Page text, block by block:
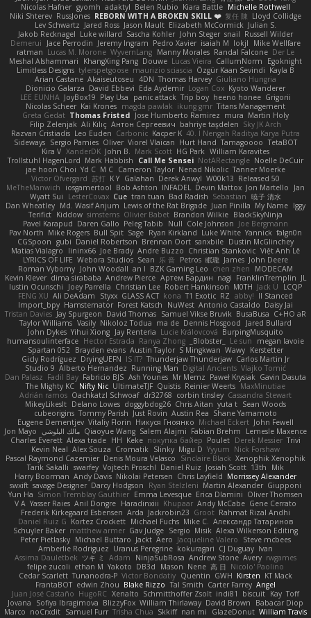
Nicolas Hafner gyomh adaktyl Belen Rubio Kiara Battle Michelle Rothwell
Niki Shterev RussJones REBORN WITH A BROKEN SKILL ❤️ 复任 陳 Lloyd Collidge
Lev Schwartz Jared Ross Jason Mault Elizabeth McCormick Julian S.
Jakob Recknagel Luke willard Sascha Kohler John Steger snail Russell Wilder
Demerui
Jace Perrodin Jeremy Ingram Pedro Xavier isaiah M lokjl
Mike Wellfare
ratman Lucas M. Morone WyvernLang Manny Morales Randal Falcone Der Le
Meshal Alshammari
KhangXing Pang Douwe Lucas Vieira CallumNorm
Egoknight
Limitless Designs tylerspetgoose maurizio sciascia Özgür Kaan Sevindi Kayla B
Arian Castane Akaiseutoseu 4DN Thomas Harvey Giuliano Hungria
Dionicio Galarza David Ebbevi Eda Aydemir Logan Cox Kyoto Wanderer
LEE EUNHA JoyBox19 Play Usa panic attack Trip boy heeno honee Grigorii
Nicolas Scheer Kai Krones magda pawlak ikung gmr Titans Management
Greta Gedat Thomas Fristed Jose Humberto Ramirez mura Martin Holy
Filip Zelenjak Ali Kılıç Антон Сергеевич bahriye taşdelen Sky JK Arch
Razvan Cristiadis Leo Euden Carbonic Kacper K 40. I Nengah Raditya Karya Putra
Sideways Sergio Pamies Oliver Viorel Vlaican Hurt Hand Tamagoooo TetaBOT
Kira V XanderDK John B. Mark Scott HG Park William Karavites
Trollstuhl HagenLord Mark Habbish Call Me Sensei NotARectangle Noelle DeCuir
jae hoon Choi Yd C M C Cameron Taylor Nenad Nikolic Tanner Moerke
Victor Ofvergard 苏打 K Y Galahan Derek Anwyl W00k13 Released 50
MeTheManwich
iosgamertool Bob Ashton INFADEL Devin Mattox Jon Martello
Jan
Wyatt Sui
LesterCovax Cue tran tuan Bad Radish Sebastian 暁子 清水
Dan Wheatley Md. Wasif Anjum Lewis of the Rat Brigade Juan Pinilla My Name Iggy
Terifict Kiddow simsterns Olivier Babet Brandon Wilkie BlackSkyNinja
Pavel Karapud Daren Gallo Peleg Tabib Null Cole Johnson Joe Bergmann
Pav North Mike Rogers Bull Spit Sage Ryan Kirkland Luke White Yannick falgn0n
CGSpoon gubi Daniel Robertson Brennan Oort sanxbile Dustin McGlinchey
Matias Vialagro
lininx66 Joe Brady Andre Buzzo Christian Stankovic Việt Anh Lê
LYRICS OF LIFE Webora Studios Sean 乐 音 Petros 眠瓏 James John Deere
Roman Vyborny John Woodall an l BZK Gaming Leo chen zhen
MODECAM
Kevin Klever dima sirababa Andrew Pierce Артем Бардин nagi FranklinTremplin JL
Iustin Ocunschi
Joey Parrella Christian Lee Robert Hankinson M0TH Jack Ü
LCQP
FENG XU Ali DeAdam Styxx GLASS ACT kona T1 Exotic RZ abby! ll Stanced
Import_bpy Hamsternator Forest Katsch NuWest Antonio Castaldo Daisy Jai
Tristan Davies Jay Spurgeon David Thomas Samuel Vikse Bruvik BusaBusa C+HO aR
Taylor Williams Vasily Nikoloz Todua ma de Dennis Hosgood
Jared Bullard
John Dykes Yihui Xiong Jay Renteria Lucie Královcová BurpingMusquito
humansoulinterface Hector Estrada Ranya Zhong _Blobster_ Le sun
megan lavoie
Spartan 052 Brayden evans Austin Taylor S Mingkwan Wawy Kerstetter
Gicly Rodríguez DryingUEFN IS IT? Thunderjaw Thunderjaw Carlos Martin Jr
Studio 9 Alberto Hernandez Running Man Digital Ancients Vlajko Tomić
Dan Palasz Fadil Bay Fabricio BJS Ash Younes Mr Memz Paweł Krysiak Gavin Dasuta
The Mighty KC Nifty Nic UltimateTJF Quistis Reinier Weerts MaxMinutiae
Adrián ramos Oachkatzl Schwoaf dr32768 corbin tinsley Cassandra Stewart
MikeyLikesIt Delano Lowes doggybdog26 Chris Aitan yuta t Sean Woods
cubeorigins Tommy Parish Just Rovin Austin Rea Shane Yamamoto
Eugene Dementjev Vitaliy Florin Никуся Гноянко Michael Eckert John Fewell
Jon Mayo مالك البلوشي Qiaoyue Wang Salem Alajmi Fabian Brehm
Lemesle Maxence
Charles Everett Alexa trade HH Keke покупка байер Poulet Derek Messier Trivi
Kevin Neal Alex Souza Cromatik Slinky Migu D Yyyum Nick Forshaw
Pascal Raymond Cazemier Denis Moura Velasco Sinclaire Black Xenophik Xenophik
Tarik Sakalli swarfey Vojtech Proschl Daniel Ruiz Josiah Scott 13th
Mik
Harry Boorman Andy Davis Nikolai Petersen Chris Layfield Morrissey Alexander
swxift savage Designer Darcy Hodgson Ryan Stelzleni Martin Alexander Giupponi
Yun Ha Simon Tremblay Gauthier Emma Levesque Erica Dlamini Oliver Thomsen
V A Yasser Raies Anil Dongre Haradinxiii Khupaar Andy McCabe Gene Cerrato
Frederik Kirkegaard Esbensen Arda Jackrobin23 Groot Rahmat Rizal Andhi
Daniel Ruiz G Kortez Crockett Michael Fuchs Mike C. Александр Татаринов
Schuyler Baker matthew armer Gav Judge Sergio Misik Alexa Wilkerson Editing
Peter Pietlasky Michael Buttaro Jackt Aero Jacqueline Valero
Steve mcbees
Amberlie Rodriguez Uranus Peregrine kokuragari CJ Duguay Ivan
Assima Dauletbek ツキ ミ Adam NinjaSubRosa Andrew Stone Avery rwgames
felipe zucoli ethan M Yakoto DB3d Mason Nene 高 日 Nicolo' Paolino
Cedar Scarlett Tunanodra-P Victor Bondatiy Quentin GWH Kirsten KT Mack
FrantaBOT edwin Zhou Blake Rizzo Tal Smith Carter Farrey Angel
Juan José Castaño HugoRC Xenalto Schmitthoffer Zsolt indi81 biscuit Kay Toff
Jovana
Sofiya Ibragimova BlizzyFox William Thirlaway David Brown
Babacar Diop
Marco noCrxdit Samuel Furr Trisha Chua Skkiff nan mi GlazeDonut William Travis